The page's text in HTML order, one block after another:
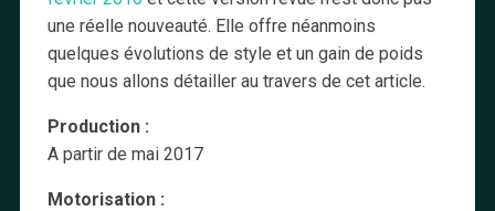
une réelle nouveauté. Elle offre néanmoins
quelques évolutions de style et un gain de poids
que nous allons détailler au travers de cet article.
Production :
A partir de mai 2017
Motorisation :